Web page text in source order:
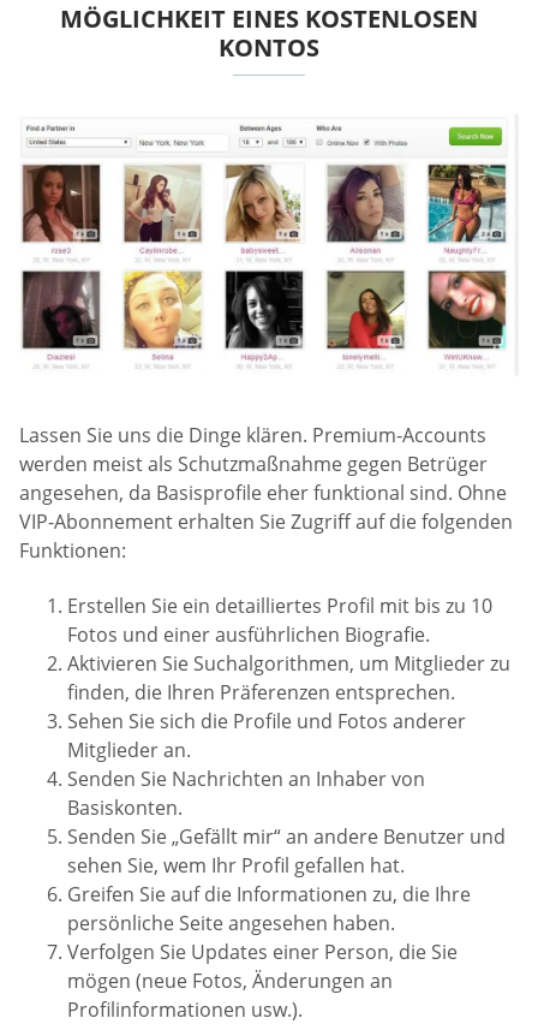
MÖGLICHKEIT EINES KOSTENLOSEN
KONTOS
Lassen Sie uns die Dinge klären. Premium-Accounts
werden meist als Schutzmaßnahme gegen Betrüger
angesehen, da Basisprofile eher funktional sind. Ohne
VIP-Abonnement erhalten Sie Zugriff auf die folgenden
Funktionen:
Erstellen Sie ein detailliertes Profil mit bis zu 10
Fotos und einer ausführlichen Biografie.
Aktivieren Sie Suchalgorithmen, um Mitglieder zu
finden, die Ihren Präferenzen entsprechen.
Sehen Sie sich die Profile und Fotos anderer
Mitglieder an.
Senden Sie Nachrichten an Inhaber von
Basiskonten.
Senden Sie „Gefällt mir“ an andere Benutzer und
sehen Sie, wem Ihr Profil gefallen hat.
Greifen Sie auf die Informationen zu, die Ihre
persönliche Seite angesehen haben.
Verfolgen Sie Updates einer Person, die Sie
mögen (neue Fotos, Änderungen an
Profilinformationen usw.).